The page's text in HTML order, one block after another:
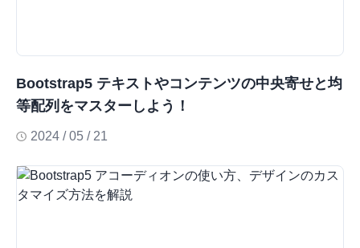
Bootstrap5 テキストやコンテンツの中央寄せと均
等配列をマスターしよう！
2024 / 05 / 21